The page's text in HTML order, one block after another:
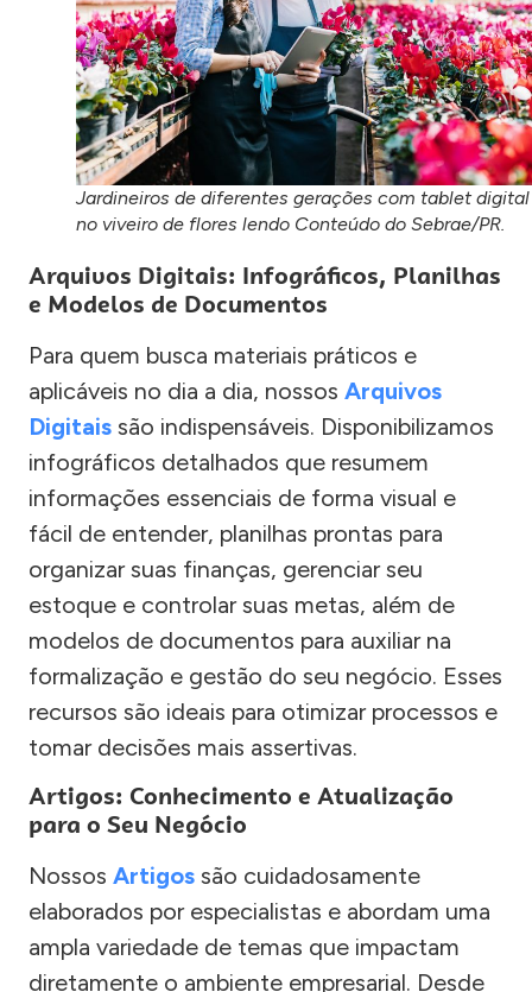
Jardineiros de diferentes gerações com tablet digital
no viveiro de flores lendo Conteúdo do Sebrae/PR.
Arquivos Digitais: Infográficos, Planilhas
e Modelos de Documentos
Para quem busca materiais práticos e
aplicáveis no dia a dia, nossos Arquivos
Digitais são indispensáveis. Disponibilizamos
infográficos detalhados que resumem
informações essenciais de forma visual e
fácil de entender, planilhas prontas para
organizar suas finanças, gerenciar seu
estoque e controlar suas metas, além de
modelos de documentos para auxiliar na
formalização e gestão do seu negócio. Esses
recursos são ideais para otimizar processos e
tomar decisões mais assertivas.
Artigos: Conhecimento e Atualização
para o Seu Negócio
Nossos Artigos são cuidadosamente
elaborados por especialistas e abordam uma
ampla variedade de temas que impactam
diretamente o ambiente empresarial. Desde